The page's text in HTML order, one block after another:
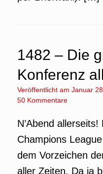
1482 – Die
Konferenz
Veröffentlicht am Januar
50 Kommentare
N’Abend
Champions
dem Vorzeichen
aller Zeiten. Da ja